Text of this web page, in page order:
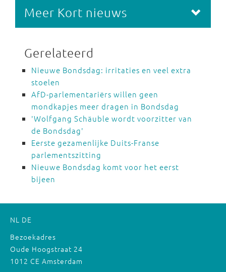
Meer Kort nieuws
Gerelateerd
Nieuwe Bondsdag: irritaties en veel extra
stoelen
AfD-parlementariërs willen geen
mondkapjes meer dragen in Bondsdag
'Wolfgang Schäuble wordt voorzitter van
de Bondsdag'
Eerste gezamenlijke Duits-Franse
parlementszitting
Nieuwe Bondsdag komt voor het eerst
bijeen
NL DE
Bezoekadres
Oude Hoogstraat 24
1012 CE Amsterdam